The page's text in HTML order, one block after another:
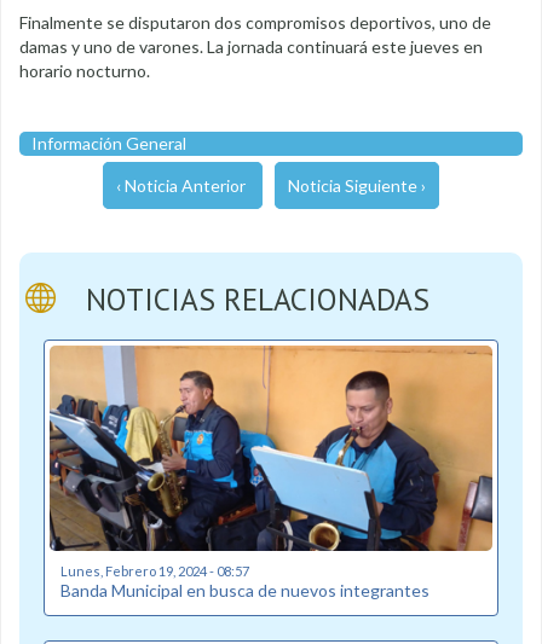
Finalmente se disputaron dos compromisos deportivos, uno de
damas y uno de varones. La jornada continuará este jueves en
horario nocturno.
Información General
‹ Noticia Anterior Noticia Siguiente ›
NOTICIAS RELACIONADAS
Lunes, Febrero 19, 2024 - 08:57
Banda Municipal en busca de nuevos integrantes